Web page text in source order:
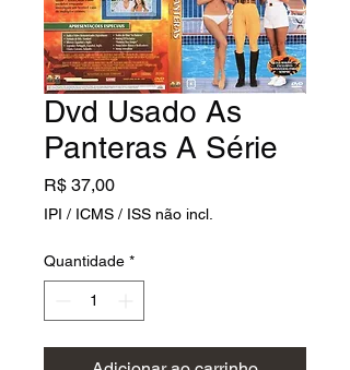
Dvd Usado As
Panteras A Série
R$ 37,00Preço
IPI / ICMS / ISS não incl.
Quantidade *